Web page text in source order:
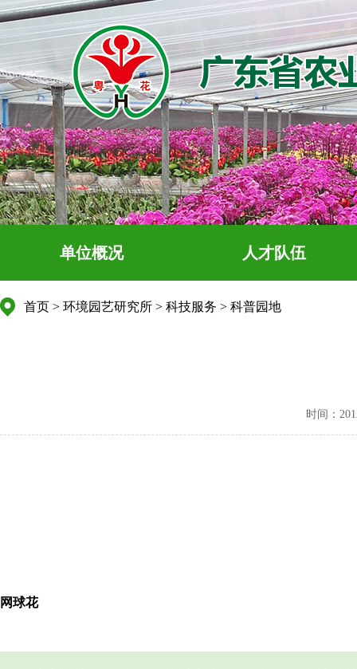
单位概况 人才队伍
首页 > 环境园艺研究所 > 科技服务 > 科普园地
时间：
网球花